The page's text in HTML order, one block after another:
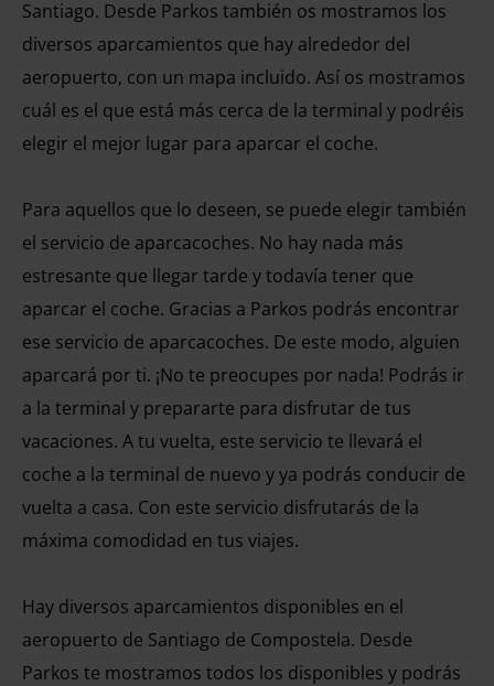
Santiago. Desde Parkos también os mostramos los
diversos aparcamientos que hay alrededor del
aeropuerto, con un mapa incluido. Así os mostramos
cuál es el que está más cerca de la terminal y podréis
elegir el mejor lugar para aparcar el coche.
Para aquellos que lo deseen, se puede elegir también
el servicio de aparcacoches. No hay nada más
estresante que llegar tarde y todavía tener que
aparcar el coche. Gracias a Parkos podrás encontrar
ese servicio de aparcacoches. De este modo, alguien
aparcará por ti. ¡No te preocupes por nada! Podrás ir
a la terminal y prepararte para disfrutar de tus
vacaciones. A tu vuelta, este servicio te llevará el
coche a la terminal de nuevo y ya podrás conducir de
vuelta a casa. Con este servicio disfrutarás de la
máxima comodidad en tus viajes.
Hay diversos aparcamientos disponibles en el
aeropuerto de Santiago de Compostela. Desde
Parkos te mostramos todos los disponibles y podrás